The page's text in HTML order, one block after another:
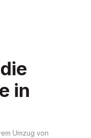
in
Umzug von